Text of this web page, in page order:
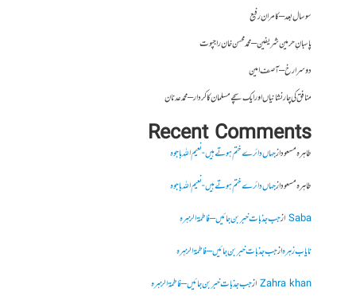
سو سال بعد – کامران رفیع
پاسبانِ حرمین شریفین – محمد محسن خان راجپوت
دوسرا رخ – آصف امین
منافق کی چار نشانیاں اور ایک سچے مسلمان کا کردار – محمد عدنان
Recent Comments
طاہرہ مسعودازجہاں دائرے ختم ہوتے ہیں- نعیم اللہ باجوہ
طاہرہ مسعودازجہاں دائرے ختم ہوتے ہیں- نعیم اللہ باجوہ
Sabaازجب جذبات خبر بن جائیں – فاطمۃالزہرہ
نایاب زہرہازجب جذبات خبر بن جائیں – فاطمۃالزہرہ
Zahra khanازجب جذبات خبر بن جائیں – فاطمۃالزہرہ